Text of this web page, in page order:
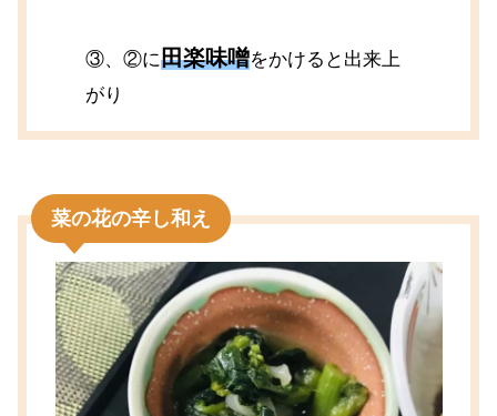
③、②に田楽味噌をかけると出来上
がり
菜の花の辛し和え